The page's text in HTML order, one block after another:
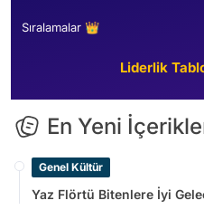
Sıralamalar 👑
Liderlik
En Yeni
Genel Kültür
Yaz Flörtü Bitenlere İyi